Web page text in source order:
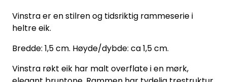
Vinstra er en stilren og tidsriktig rammeserie i
heltre eik.
Bredde: 1,5 cm. Høyde/dybde: ca 1,5 cm.
Vinstra røkt eik har malt overflate i en mørk,
Innrammede bilder
Canvas
Glass art